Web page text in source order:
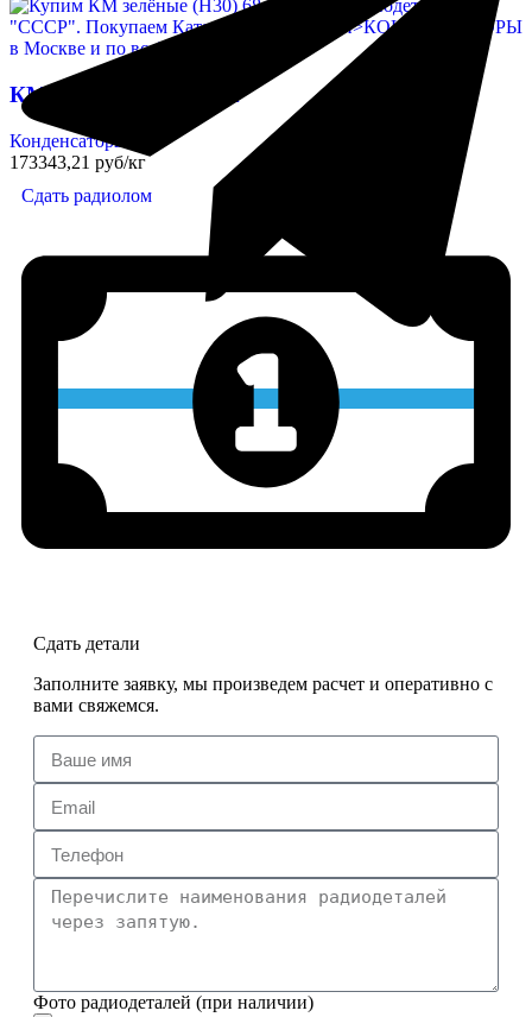
КМ зелёные (Н30) 68n
Конденсаторы
173343,21 руб/кг
Сдать радиолом
Сдать детали
Заполните заявку, мы произведем расчет и оперативно с
вами свяжемся.
Фото радиодеталей (при наличии)